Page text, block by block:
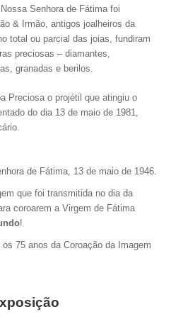
Senhora de Fátima foi
& Irmão, antigos joalheiros da
total ou parcial das joias, fundiram
preciosas – diamantes,
granadas e berilos.
Preciosa o projétil que atingiu o
do dia 13 de maio de 1981,
de Fátima, 13 de maio de 1946.
que foi transmitida no dia da
coroarem a Virgem de Fátima
!
75 anos da Coroação da Imagem